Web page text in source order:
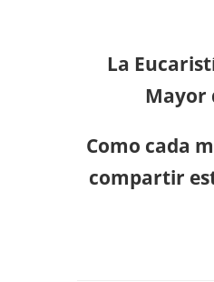
La
Mayor
Como cada
compartir